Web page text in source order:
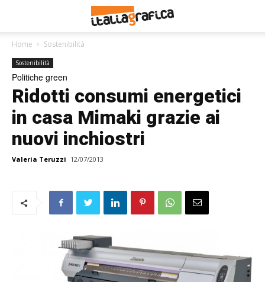
Home Sostenibilità
Sostenibilità
Politiche green
Ridotti consumi energetici
in casa Mimaki grazie ai
nuovi inchiostri
Valeria Teruzzi 12/07/2013